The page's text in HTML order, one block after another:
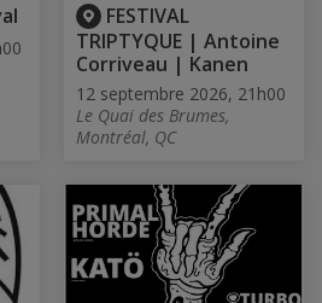
FESTIVAL
TRIPTYQUE | Antoine
Corriveau | Kanen
12 septembre 2026, 21h00
Le Quai des Brumes,
Montréal, QC